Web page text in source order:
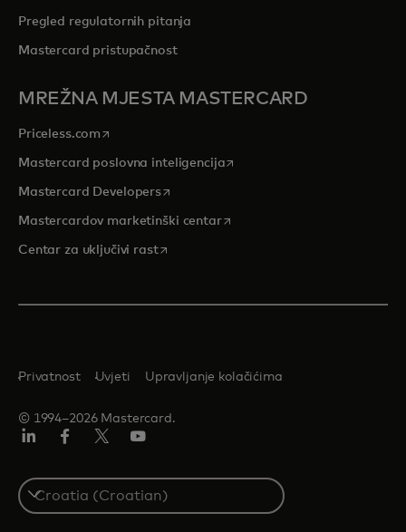
Pregled regulatornih pitanja
Mastercard pristupačnost
MREŽNA MJESTA MASTERCARD
Priceless.com opens in a new tab
Mastercard poslovna inteligencijaopens in a new tab
Mastercard Developersopens in a new tab
Mastercardov marketinški centaropens in a new tab
Centar za uključivi rastopens in a new tab
© 1994–2026 Mastercard.
Privatnost Uvjeti Upravljanje kolačićima
Select
a
country